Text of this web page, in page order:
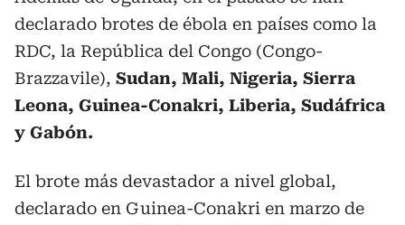
declarado brotes de ébola en países como la
RDC, la República del Congo (Congo-
Brazzavile), Sudan, Mali, Nigeria, Sierra
Leona, Guinea-Conakri, Liberia, Sudáfrica
y Gabón.
El brote más devastador a nivel global,
declarado en Guinea-Conakri en marzo de